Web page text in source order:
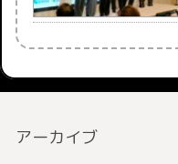
アーカイブ